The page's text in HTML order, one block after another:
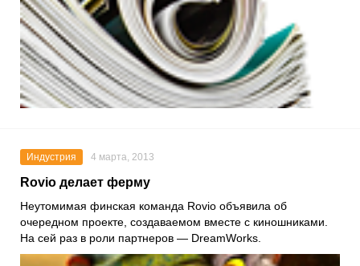
Индустрия 4 марта, 2013
Rovio делает ферму
Неутомимая финская команда Rovio объявила об
очередном проекте, создаваемом вместе с киношниками.
На сей раз в роли партнеров — DreamWorks.